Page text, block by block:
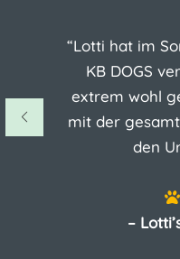
“Lotti hat im
KB DOGS
extrem wohl
mit der
den
–